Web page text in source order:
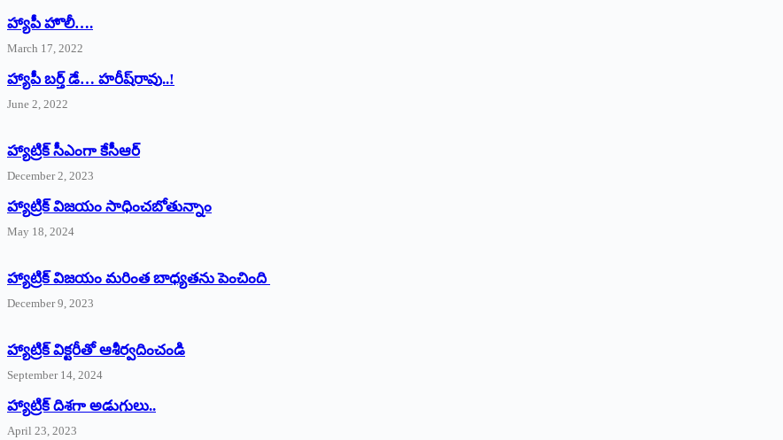
హ్యాపీ హొలీ….
March 17, 2022
హ్యాపీ బర్త్ ‌డే… హరీష్‌రావు..!
June 2, 2022
హ్యాట్రిక్‌ ‌సీఎంగా కేసీఆర్‌
December 2, 2023
హ్యాట్రిక్‌ విజయం సాధించబోతున్నాం
May 18, 2024
హ్యాట్రిక్ విజయం మరింత బాధ్యతను పెంచింది
December 9, 2023
హ్యాట్రిక్‌ ‌విక్టరీతో ఆశీర్వదించండి
September 14, 2024
‌హ్యాట్రిక్‌ ‌దిశగా అడుగులు..
April 23, 2023